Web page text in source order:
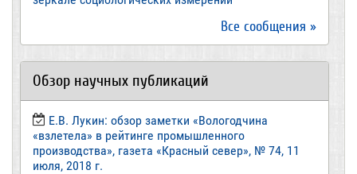
Все сообщения »
Обзор научных публикаций
Е.В. Лукин: обзор заметки «Вологодчина
«взлетела» в рейтинге промышленного
производства», газета «Красный север», № 74, 11
июля, 2018 г.